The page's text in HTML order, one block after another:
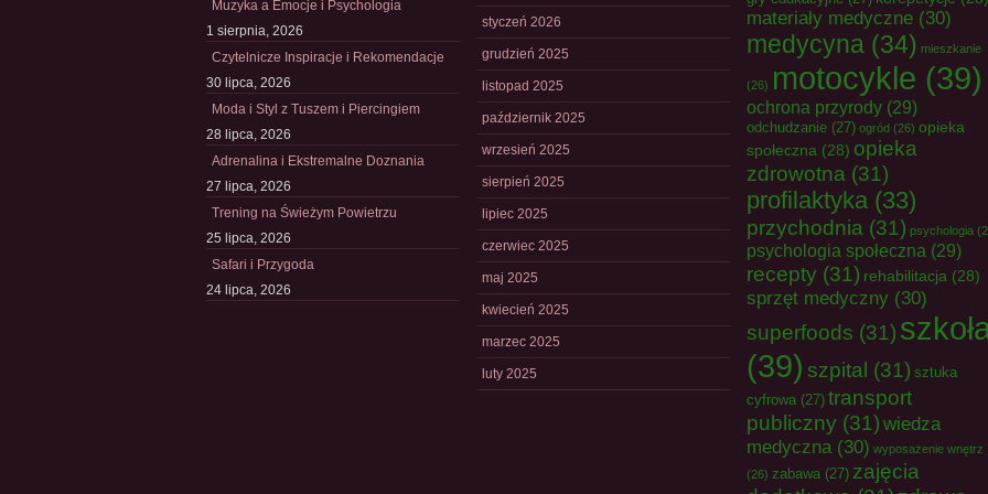
Muzyka a Emocje i Psychologia
1 sierpnia, 2026
Czytelnicze Inspiracje i Rekomendacje
30 lipca, 2026
Moda i Styl z Tuszem i Piercingiem
28 lipca, 2026
Adrenalina i Ekstremalne Doznania
27 lipca, 2026
Trening na Świeżym Powietrzu
25 lipca, 2026
Safari i Przygoda
24 lipca, 2026
styczeń 2026
grudzień 2025
listopad 2025
październik 2025
wrzesień 2025
sierpień 2025
lipiec 2025
czerwiec 2025
maj 2025
kwiecień 2025
marzec 2025
luty 2025
materiały medyczne (30)
medycyna (34) mieszkanie
(26) motocykle (39)
ochrona przyrody (29)
odchudzanie (27) ogród (26) opieka
społeczna (28) opieka
zdrowotna (31)
profilaktyka (33)
przychodnia (31) psychologia
psychologia społeczna (29)
recepty (31) rehabilitacja (28)
sprzęt medyczny (30)
superfoods (31)
(39) szpital (31) sztuka
cyfrowa (27) transport
publiczny (31) wiedza
medyczna(30) wyposażenie wnętrz
(26) zabawa (27) zajęcia